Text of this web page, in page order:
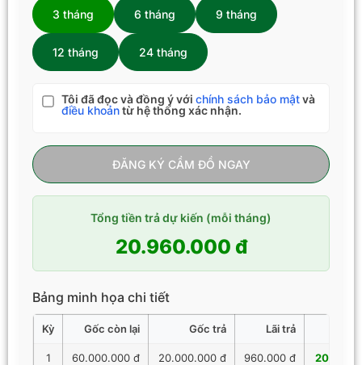
3 tháng 6 tháng 9 tháng
12 tháng 24 tháng
Tôi đã đọc và đồng ý với chính sách bảo mậtvà
điều khoảntừ hệ thống xác nhận.
ĐĂNG KÝ CẦM ĐỒ NGAY
Tổng tiền trả dự kiến (mỗi tháng)
20.960.000 đ
Bảng minh họa chi tiết
Kỳ Gốc còn lại Gốc trả Lãi trả
1 60.000.000 đ 20.000.000 đ 960.000 đ